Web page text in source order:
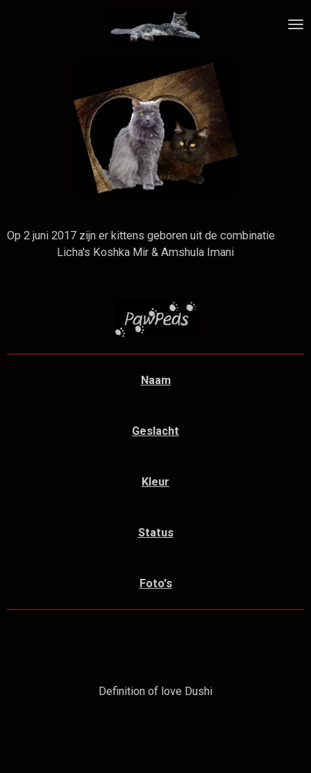
Op 2 juni 2017 zijn er kittens geboren uit de combinatie
Licha's Koshka Mir & Amshula Imani
Naam
Geslacht
Kleur
Status
Foto's
Definition of love Dushi